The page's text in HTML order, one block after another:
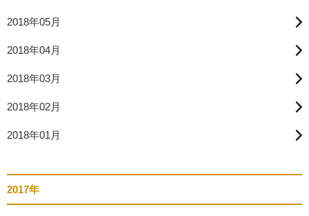
2018年05月
2018年04月
2018年03月
2018年02月
2018年01月
2017年